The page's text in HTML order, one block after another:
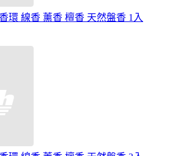
環 線香 薰香 檀香 天然盤香 1入